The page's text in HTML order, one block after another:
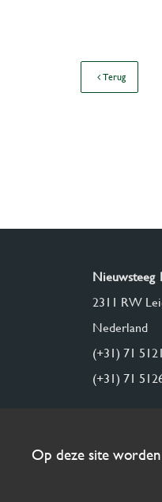
Terug
Nieuwsteeg 1
2311 RW
Nederland
(+31) 71
(+31) 71
Op deze site